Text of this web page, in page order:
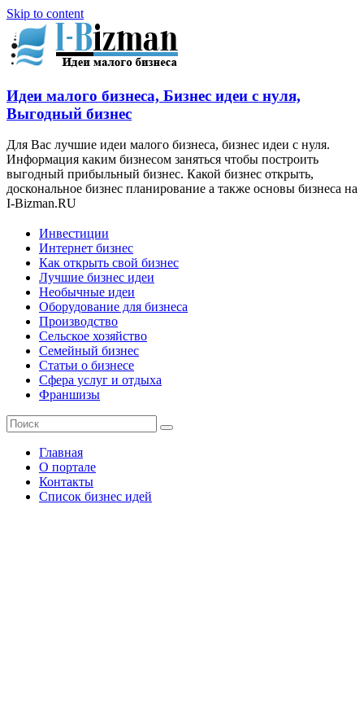
Skip to content
Идеи малого бизнеса, Бизнес идеи с нуля,
Выгодный бизнес
Для Вас лучшие идеи малого бизнеса, бизнес идеи с нуля.
Информация каким бизнесом заняться чтобы построить
выгодный прибыльный бизнес. Какой бизнес открыть,
доскональное бизнес планирование а также основы бизнеса на
I-Bizman.RU
Инвестиции
Интернет бизнес
Как открыть свой бизнес
Лучшие бизнес идеи
Необычные идеи
Оборудование для бизнеса
Производство
Сельское хозяйство
Семейный бизнес
Статьи о бизнесе
Сфера услуг и отдыха
Франшизы
Главная
О портале
Контакты
Список бизнес идей